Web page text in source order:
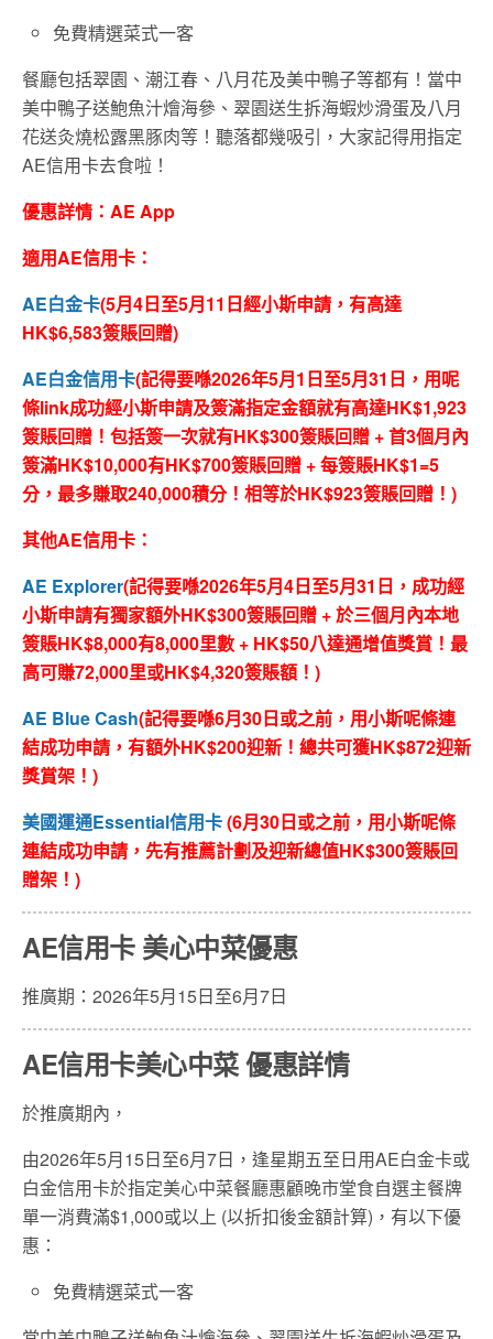
免費精選菜式一客
餐廳包括翠園、潮江春、八月花及美中鴨子等都有！當中
美中鴨子送鮑魚汁燴海參、翠園送生拆海蝦炒滑蛋及八月
花送灸燒松露黑豚肉等！聽落都幾吸引，大家記得用指定
AE信用卡去食啦！
優惠詳情：AE App
適用AE信用卡：
AE白金卡(5月4日至5月11日經小斯申請，有高達
HK$6,583簽賬回贈)
AE白金信用卡(記得要喺2026年5月1日至5月31日，用呢
條link成功經小斯申請及簽滿指定金額就有高達HK$1,923
簽賬回贈！包括簽一次就有HK$300簽賬回贈 + 首3個月內
簽滿HK$10,000有HK$700簽賬回贈 + 每簽賬HK$1=5
分，最多賺取240,000積分！相等於HK$923簽賬回贈！)
其他AE信用卡：
AE Explorer(記得要喺2026年5月4日至5月31日 ，成功經
小斯申請有獨家額外HK$300簽賬回贈 + 於三個月內本地
簽賬HK$8,000有8,000里數 + HK$50八達通增值獎賞！最
高可賺72,000里或HK$4,320簽賬額！)
AE Blue Cash(記得要喺6月30日或之前，用小斯呢條連
結成功申請，有額外HK$200迎新！總共可獲HK$872迎新
獎賞架！)
美國運通Essential信用卡(6月30日或之前，用小斯呢條
連結成功申請，先有推薦計劃及迎新總值HK$300簽賬回
贈架！)
AE信用卡 美心中菜優惠
推廣期：2026年5月15日至6月7日
AE信用卡美心中菜 優惠詳情
於推廣期內，
由2026年5月15日至6月7日，逢星期五至日用AE白金卡或
白金信用卡於指定美心中菜餐廳惠顧晚市堂食自選主餐牌
單一消費滿$1,000或以上 (以折扣後金額計算)，有以下優
惠：
免費精選菜式一客